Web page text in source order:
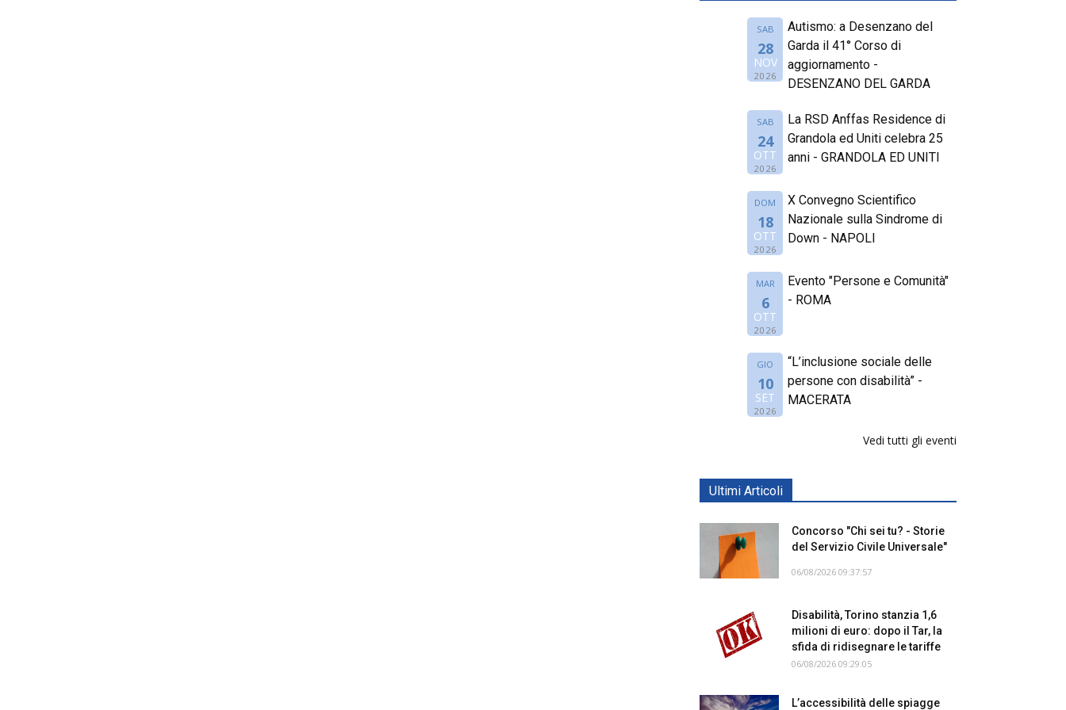
SAB
28
NOV
2026
Autismo: a Desenzano del
Garda il 41° Corso di
aggiornamento -
DESENZANO DEL GARDA
SAB
24
OTT
2026
La RSD Anffas Residence di
Grandola ed Uniti celebra 25
anni - GRANDOLA ED UNITI
DOM
18
OTT
2026
X Convegno Scientifico
Nazionale sulla Sindrome di
Down - NAPOLI
MAR
6
OTT
2026
Evento "Persone e Comunità"
- ROMA
GIO
10
SET
2026
“L’inclusione sociale delle
persone con disabilità” -
MACERATA
Vedi tutti gli eventi
Ultimi Articoli
Concorso "Chi sei tu? - Storie
del Servizio Civile Universale"
06/08/2026 09:37:57
Disabilità, Torino stanzia 1,6
milioni di euro: dopo il Tar, la
sfida di ridisegnare le tariffe
06/08/2026 09:29:05
L’accessibilità delle spiagge